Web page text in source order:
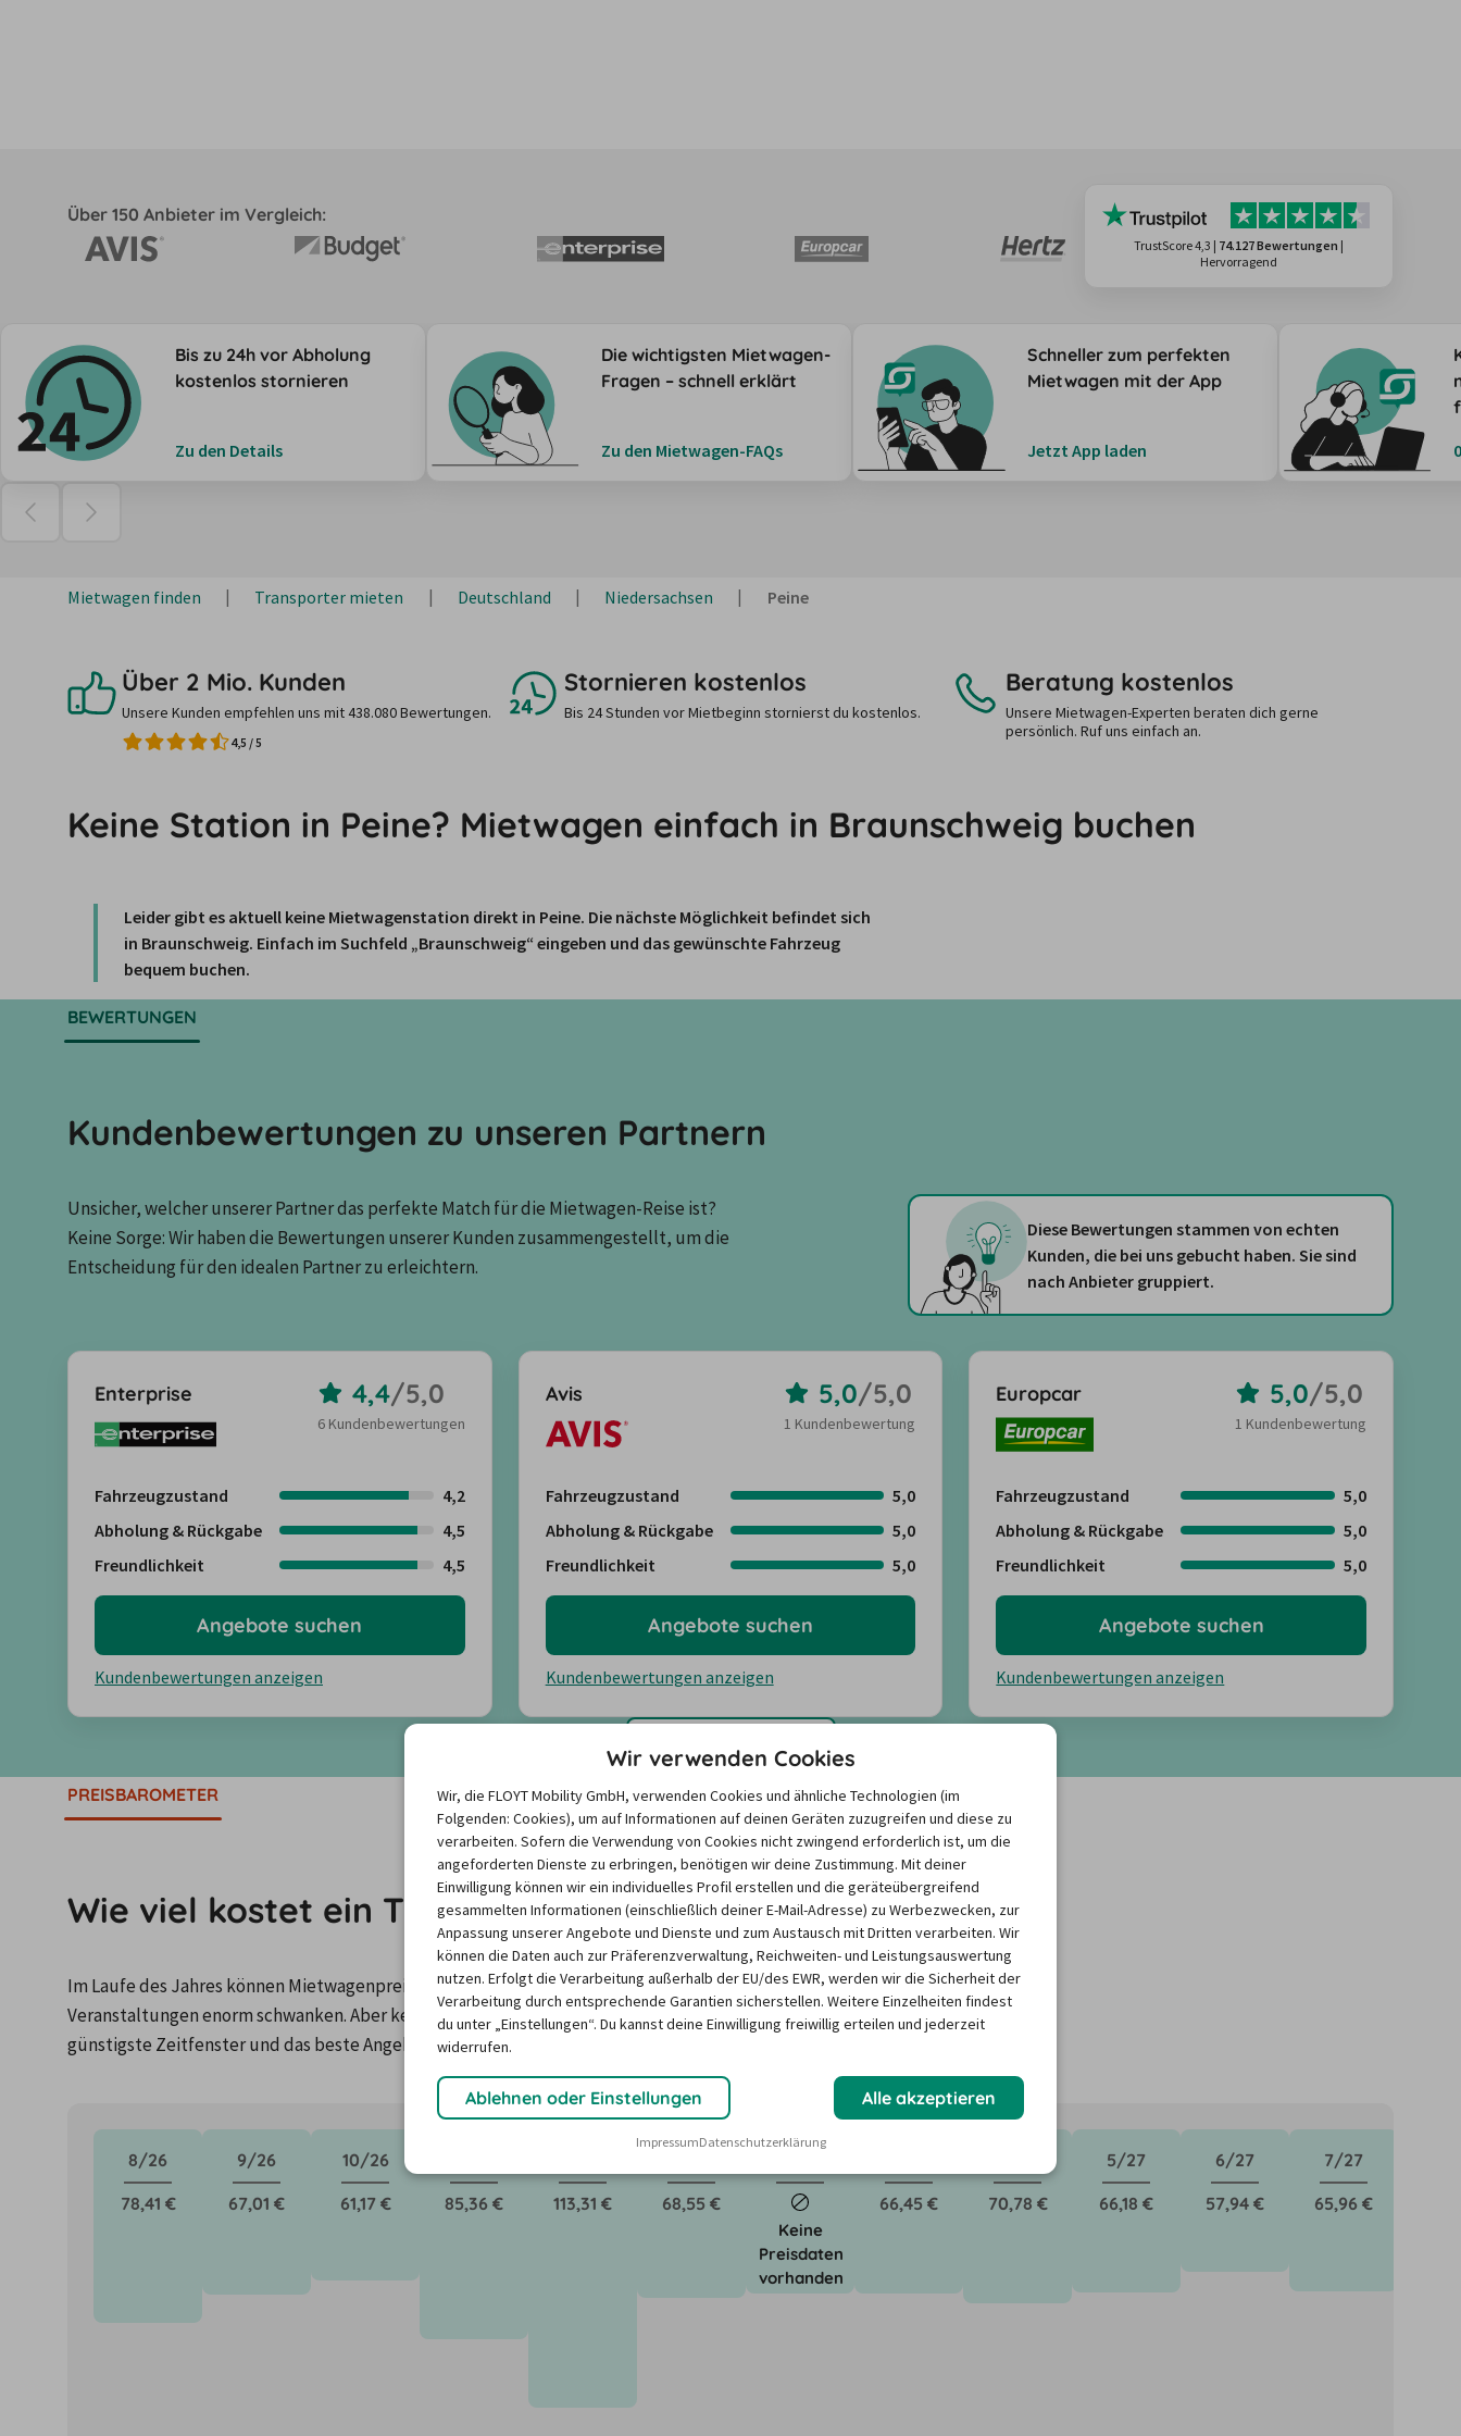
Über 150 Anbieter im Vergleich:
TrustScore 4,3 | 74.127 Bewertungen |
Hervorragend
Bis zu 24h vor Abholung
kostenlos stornieren
Zu den Details
Die wichtigsten Mietwagen-
Fragen – schnell erklärt
Zu den Mietwagen-FAQs
Schneller zum perfekten
Mietwagen mit der App
Jetzt App laden
Mietwagen finden Transporter mieten Deutschland Niedersachsen Peine
Über 2 Mio. Kunden
Unsere Kunden empfehlen uns mit 438.080 Bewertungen.
4,5 /5
Stornieren kostenlos
Bis 24 Stunden vor Mietbeginn stornierst du kostenlos.
Beratung kostenlos
Unsere Mietwagen-Experten beraten dich gerne
persönlich. Ruf uns einfach an.
Keine Station in Peine? Mietwagen einfach in Braunschweig buchen
Leider gibt es aktuell keine Mietwagenstation direkt in Peine. Die nächste Möglichkeit befindet sich
in Braunschweig. Einfach im Suchfeld „Braunschweig“ eingeben und das gewünschte Fahrzeug
bequem buchen.
BEWERTUNGEN
Kundenbewertungen zu unseren Partnern
Unsicher, welcher unserer Partner das perfekte Match für die Mietwagen-Reise ist?
Keine Sorge: Wir haben die Bewertungen unserer Kunden zusammengestellt, um die
Entscheidung für den idealen Partner zu erleichtern.
Diese Bewertungen stammen von echten
Kunden, die bei uns gebucht haben. Sie sind
nach Anbieter gruppiert.
Enterprise 4,4/5,0
6 Kundenbewertungen
Fahrzeugzustand
4,2
Abholung & Rückgabe
4,5
Freundlichkeit
4,5
Kundenbewertungen anzeigen
Angebote suchen
Avis 5,0/5,0
1 Kundenbewertung
Fahrzeugzustand
5,0
Abholung & Rückgabe
5,0
Freundlichkeit
5,0
Kundenbewertungen anzeigen
Angebote suchen
Europcar 5,0/5,0
1 Kundenbewertung
Fahrzeugzustand
5,0
Abholung & Rückgabe
5,0
Freundlichkeit
5,0
Kundenbewertungen anzeigen
Angebote suchen
Mehr anzeigen
PREISBAROMETER
Wie viel kostet ein Transporter in Peine?
Im Laufe des Jahres können Mietwagenpreise durch Faktoren wie saisonale Nachfrage, Feiertage oder lokale
Veranstaltungen enorm schwanken. Aber keine Panik: Unser Mietwagen-Preisbarometer hilft immer, das
günstigste Zeitfenster und das beste Angebot für den Mietwagen zu finden – versprochen!
8/26
78,41 €
9/26
67,01 €
10/26
61,17 €
85,36 €
113,31 €
68,55 €
Keine
Preisdaten
vorhanden
66,45 €
70,78 €
5/27
66,18 €
6/27
57,94 €
7/27
65,96 €
Wir verwenden Cookies
Wir, die FLOYT Mobility GmbH, verwenden Cookies und ähnliche Technologien (im
Folgenden: Cookies), um auf Informationen auf deinen Geräten zuzugreifen und diese zu
verarbeiten. Sofern die Verwendung von Cookies nicht zwingend erforderlich ist, um die
angeforderten Dienste zu erbringen, benötigen wir deine Zustimmung. Mit deiner
Einwilligung können wir ein individuelles Profil erstellen und die geräteübergreifend
gesammelten Informationen (einschließlich deiner E-Mail-Adresse) zu Werbezwecken, zur
Anpassung unserer Angebote und Dienste und zum Austausch mit Dritten verarbeiten. Wir
können die Daten auch zur Präferenzverwaltung, Reichweiten- und Leistungsauswertung
nutzen. Erfolgt die Verarbeitung außerhalb der EU/des EWR, werden wir die Sicherheit der
Verarbeitung durch entsprechende Garantien sicherstellen. Weitere Einzelheiten findest
du unter „Einstellungen“. Du kannst deine Einwilligung freiwillig erteilen und jederzeit
widerrufen.
Ablehnen oder Einstellungen Alle akzeptieren
ImpressumDatenschutzerklärung